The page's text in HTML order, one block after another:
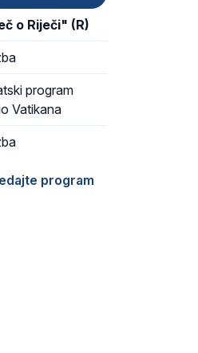
o Riječi" (R)
program
Vatikana
program